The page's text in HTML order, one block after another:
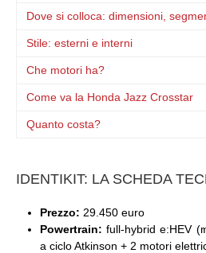
Dove si colloca: dimensioni,
Stile: esterni e interni
Che motori ha?
Come va la Honda Jazz Crosstar
Quanto costa?
IDENTIKIT: LA SCHEDA
Prezzo: 29.450 euro
Powertrain: full-hybrid e:HEV
a ciclo Atkinson + 2 motori